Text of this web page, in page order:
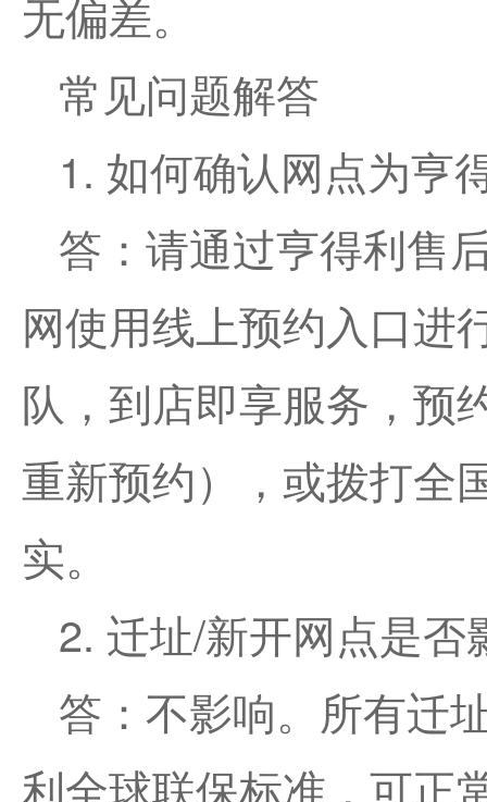
无偏差。
常见问题解答
1. 如何确认网点为亨
答：请通过亨得利售
网使用线上预约入口进
队，到店即享服务，预
重新预约），或拨打全
实。
2. 迁址/新开网点是
答：不影响。所有迁
利全球联保标准，可正